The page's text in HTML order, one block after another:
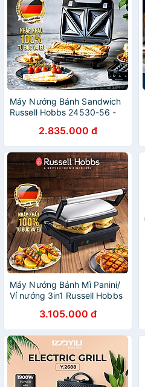
Máy Nướng Bánh Sandwich
Russell Hobbs 24530-56 -
khẩu từ Đức & EU
2.835.000 đ
Máy Nướng Bánh Mì Panini/
Vỉ nướng 3in1 Russell Hobbs
Hàng Chính Hãng Nhập
Khẩu Từ Đức & EU
3.105.000 đ